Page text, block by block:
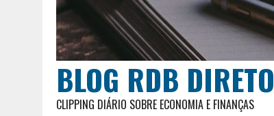
BLOG RDB DIRETO
CLIPPING DIÁRIO SOBRE ECONOMIA E FINANÇAS